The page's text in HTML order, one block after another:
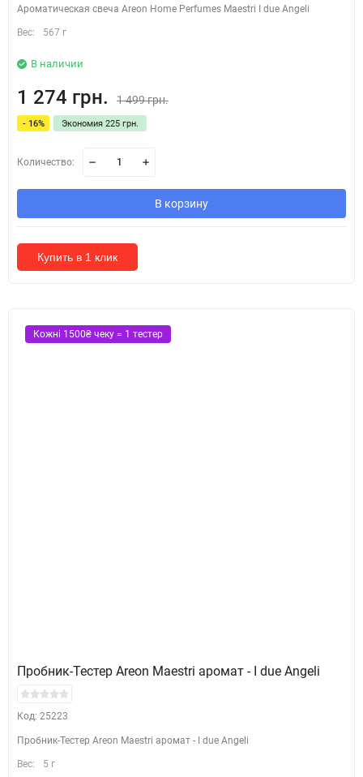
Ароматическая свеча Areon Home Perfumes Maestri I due Angeli
Вес: 567 г
В наличии
1 274 грн. 1 499 грн.
- 16% Экономия 225 грн.
Количество:
В корзину
Купить в 1 клик
Кожні 1500₴ чеку = 1 тестер
Пробник-Тестер Areon Maestri аромат - I due Angeli
Код: 25223
Пробник-Тестер Areon Maestri аромат - I due Angeli
Вес: 5 г